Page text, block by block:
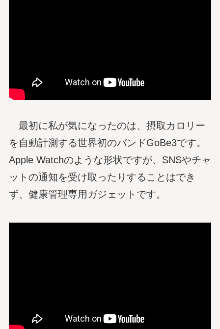
最初に私が気になったのは、摂取カロリー
を自動計測する世界初のバンドGoBe3です。
Apple Watchのような形状ですが、SNSやチャ
ットの通知を受け取ったりすることはでき
ず、健康管理専用ガジェットです。